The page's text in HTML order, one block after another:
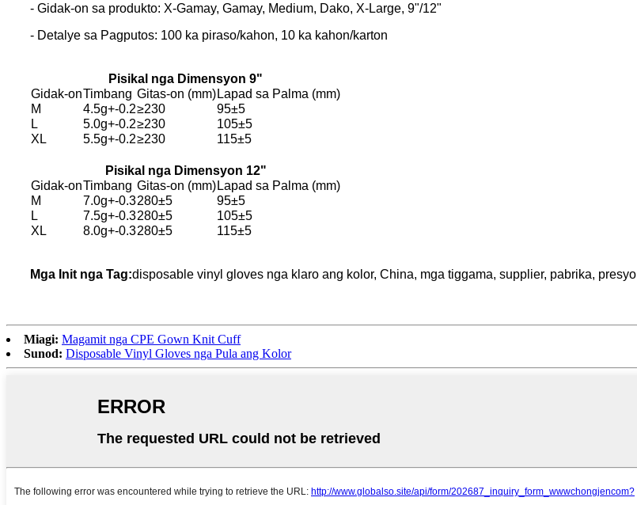
- Gidak-on sa produkto: X-Gamay, Gamay, Medium, Dako, X-Large, 9"/12"
- Detalye sa Pagputos: 100 ka piraso/kahon, 10 ka kahon/karton
Pisikal nga Dimensyon 9"
Gidak-onTimbang Gitas-on (mm) Lapad sa Palma (mm)
M
4.5g+-0.2≥230
95±5
L
5.0g+-0.2≥230
105±5
XL
5.5g+-0.2≥230 115±5
Pisikal nga Dimensyon 12"
Gidak-onTimbang Gitas-on (mm) Lapad sa Palma (mm)
M
7.0g+-0.3280±5
95±5
L
7.5g+-0.3280±5
105±5
XL
8.0g+-0.3280±5 115±5
Mga Init nga Tag:disposable vinyl gloves nga klaro ang kolor, China, mga tiggama, supplier, pabrika, presyo
Miagi: Magamit nga CPE Gown Knit Cuff
Sunod: Disposable Vinyl Gloves nga Pula ang Kolor